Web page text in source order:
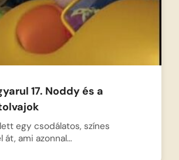
17. Noddy és a
egy csodálatos, színes
át, ami azonnal…